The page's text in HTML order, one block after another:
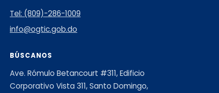
Tel: (809)-286-1009
info@ogtic.gob.do
BÚSCANOS
Ave. Rómulo Betancourt #311, Edificio
Corporativo Vista 311, Santo Domingo,